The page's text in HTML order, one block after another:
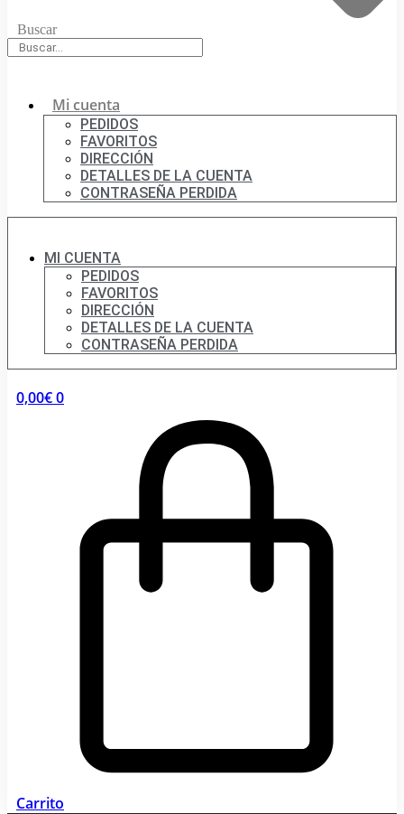
Buscar
Mi cuenta
PEDIDOS
FAVORITOS
DIRECCIÓN
DETALLES DE LA CUENTA
CONTRASEÑA PERDIDA
MI CUENTA
PEDIDOS
FAVORITOS
DIRECCIÓN
DETALLES DE LA CUENTA
CONTRASEÑA PERDIDA
0,00€0
Carrito